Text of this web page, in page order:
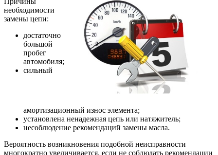
необходимости
замены цепи:
достаточно
большой
пробег
автомобиля;
сильный
амортизационный износ элемента;
установлена ненадежная цепь или натяжитель;
несоблюдение рекомендаций замены масла.
Вероятность возникновения подобной неисправности
многократно увеличивается, если не соблюдать рекомендации